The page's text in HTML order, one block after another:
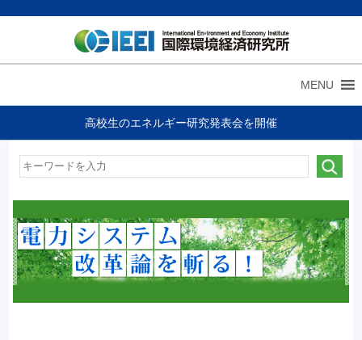
MENU
高校生のエネルギー研究発表会を開催